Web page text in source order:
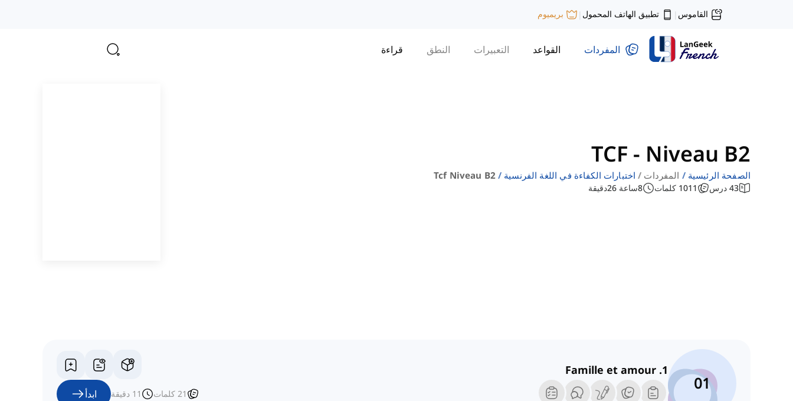
القاموس | تطبيق الهاتف المحمول | بريميوم
المفردات القواعد التعبيرات النطق قراءة
TCF - Niveau B2
الصفحة الرئيسية المفردات اختبارات الكفاءة في اللغة الفرنسية Tcf Niveau B2
43 درس 1011 كلمات 8ساعة 26دقيقة
01
1. Famille et amour
21 كلمات 11 دقيقة ابدأ